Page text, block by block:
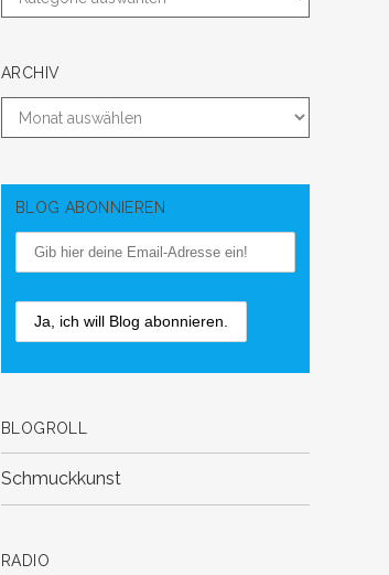
ARCHIV
BLOG ABONNIEREN
BLOGROLL
Schmuckkunst
RADIO